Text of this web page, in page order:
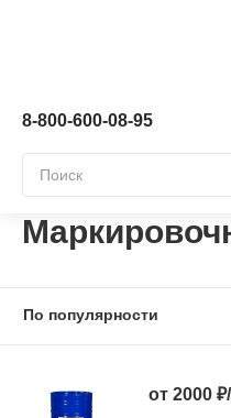
8-800-600-08-95
от 2000